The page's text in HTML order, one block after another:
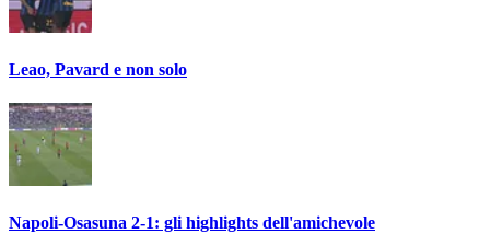
Leao, Pavard e non solo
Napoli-Osasuna 2-1: gli highlights dell'amichevole